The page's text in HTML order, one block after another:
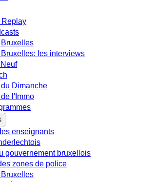
Replay
les interviews
Neuf
Dimanche
l'Immo
enseignants
gouvernement bruxellois
zones de police